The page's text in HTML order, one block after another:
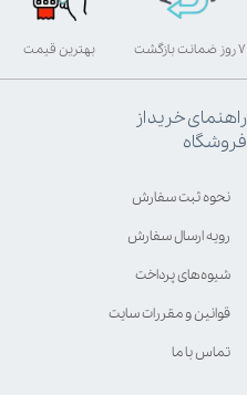
بهترین قیمت ۷ روز ضمانت بازگشت
راهنمای خرید از
فروشگاه
نحوه ثبت سفارش
رویه ارسال سفارش
شیوه‌های پرداخت
قوانین و مقررات سایت
تماس با ما